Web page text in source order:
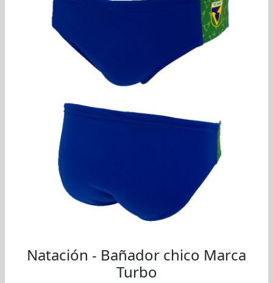
Natación - Bañador chico Marca
Turbo